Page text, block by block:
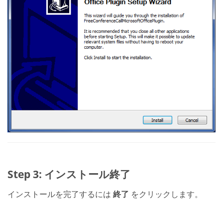
Step 3: インストール終了
インストールを完了するには 終了 をクリックします。